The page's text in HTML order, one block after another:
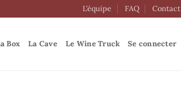
L’équipe FAQ Contact
Box La Cave Le Wine Truck Se connecter